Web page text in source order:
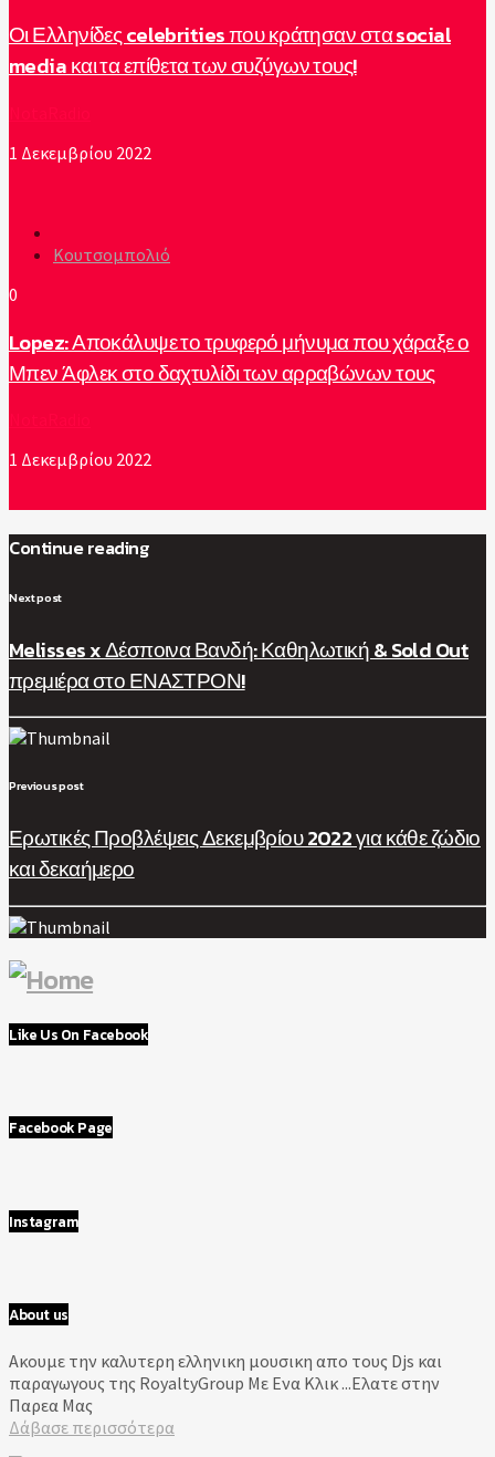
Οι Ελληνίδες celebrities που κράτησαν στα social
media και τα επίθετα των συζύγων τους!
1 Δεκεμβρίου 2022
Κουτσομπολιό
0
Lopez: Αποκάλυψε το τρυφερό μήνυμα που χάραξε ο
Μπεν Άφλεκ στο δαχτυλίδι των αρραβώνων τους
1 Δεκεμβρίου 2022
Continue reading
Next post
Melisses x Δέσποινα Βανδή: Καθηλωτική & Sold Out
πρεμιέρα στο ΕΝΑΣΤΡΟΝ!
Previous post
Ερωτικές Προβλέψεις Δεκεμβρίου 2022 για κάθε ζώδιο
και δεκαήμερο
Like Us On Facebook
Facebook Page
Instagram
About us
Aκουμε την καλυτερη ελληνικη μουσικη απο τους Djs και
παραγωγους της RoyaltyGroup Με Ενα Κλικ ...Ελατε στην
Παρεα Μας
Δάβασε περισσότερα